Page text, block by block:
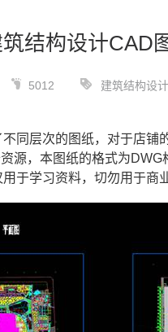
结构设计CAD
5012 建筑结构设
不同层次的图纸，对于店铺
源，本图纸的格式为DWG
于学习资料，切勿用于商